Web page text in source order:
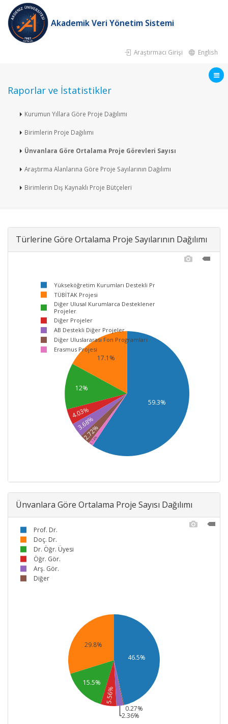
Akademik Veri Yönetim Sistemi
Araştırmacı Girişi English
Raporlar ve İstatistikler
Kurumun Yıllara Göre Proje Dağılımı
Birimlerin Proje Dağılımı
Ünvanlara Göre Ortalama Proje Görevleri Sayısı
Araştırma Alanlarına Göre Proje Sayılarının Dağılımı
Birimlerin Dış Kaynaklı Proje Bütçeleri
Türlerine Göre Ortalama Proje Sayılarının Dağılımı
59.3%
17.1%
12%
4.03%
3.68%
2.72%
1.14%
Yükseköğretim Kurumları Destekli Proje
TÜBİTAK Projesi
Diğer Ulusal Kurumlarca Desteklenen
Projeler
Diğer Projeler
AB Destekli Diğer Projeler
Diğer Uluslararası Fon Programları
Erasmus Projesi
Ünvanlara Göre Ortalama Proje Sayısı Dağılımı
46.5%
29.8%
15.5%
5.56%
2.36%
0.27%
Prof. Dr.
Doç. Dr.
Dr. Öğr. Üyesi
Öğr. Gör.
Arş. Gör.
Diğer